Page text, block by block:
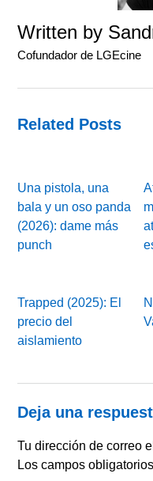
Written by
Cofundador de LGEcine
Related Posts
Una pistola, una
bala y un oso panda
(2026): dame más
punch
Trapped (2025): El
precio del
aislamiento
Deja una
Tu dirección de correo
Los campos